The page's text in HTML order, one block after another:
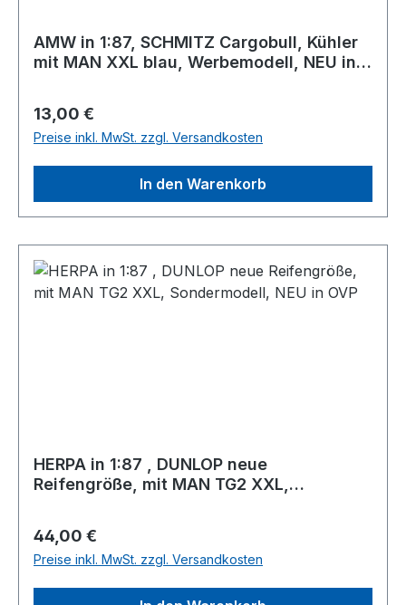
AMW in 1:87, SCHMITZ Cargobull, Kühler
mit MAN XXL blau, Werbemodell, NEU in
Regulärer Preis:
13,00 €
Preise inkl. MwSt. zzgl. Versandkosten
In den Warenkorb
HERPA in 1:87 , DUNLOP neue
Reifengröße, mit MAN TG2 XXL,
Regulärer Preis:
44,00 €
Preise inkl. MwSt. zzgl. Versandkosten